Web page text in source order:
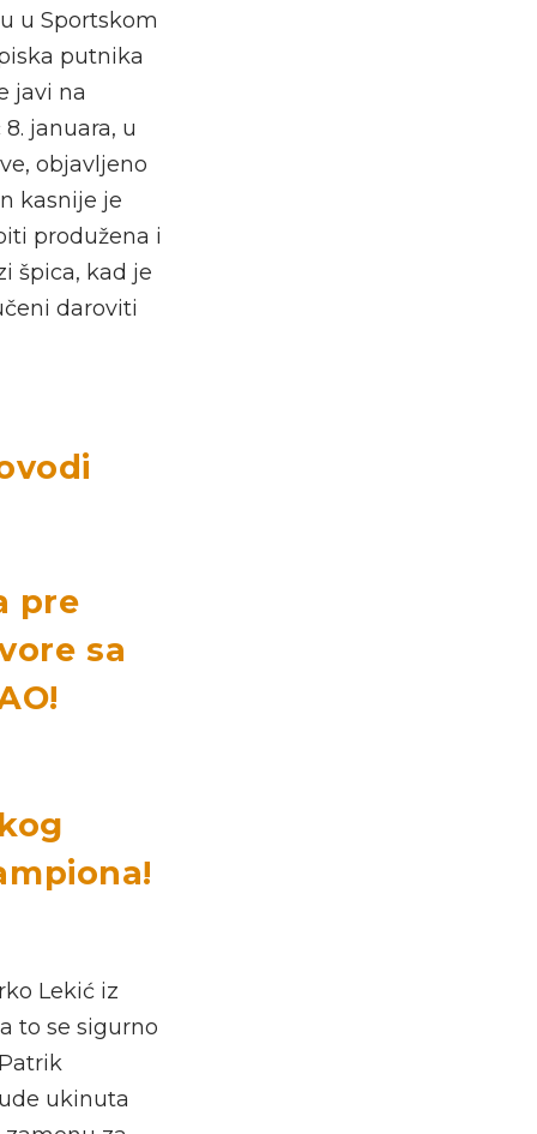
u Sportskom
putnika
javi na
januara, u
objavljeno
kasnije je
produžena i
špica, kad je
daroviti
pre
sa
Lekić iz
to se sigurno
ukinuta